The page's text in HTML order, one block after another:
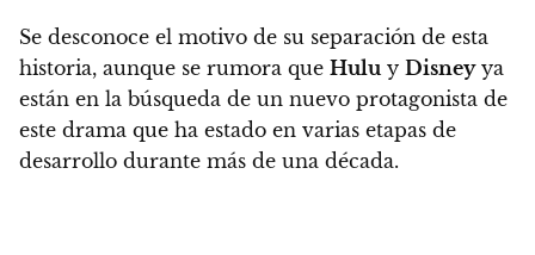
Se desconoce el motivo de su separación de esta
historia, aunque se rumora que Hulu y Disneyya
están en la búsqueda de un nuevo protagonista de
este drama que ha estado en varias etapas de
desarrollo durante más de una década.